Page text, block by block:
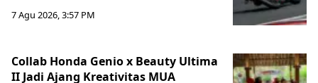
7 Agu 2026, 3:57 PM
Collab Honda Genio x Beauty Ultima
II Jadi Ajang Kreativitas MUA